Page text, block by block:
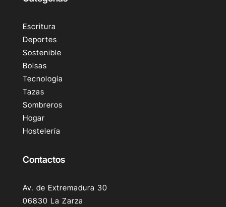
Escritura
Deportes
Sostenible
Bolsas
Tecnología
Tazas
Sombreros
Hogar
Hostelería
Contactos
Av. de Extremadura 30
06830 La Zarza